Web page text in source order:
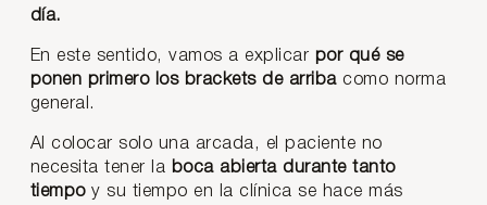
día.
En este sentido, vamos a explicar por qué se
ponen primero los brackets de arriba como norma
general.
Al colocar solo una arcada, el paciente no
necesita tener la boca abierta durante tanto
tiempoy su tiempo en la clínica se hace más